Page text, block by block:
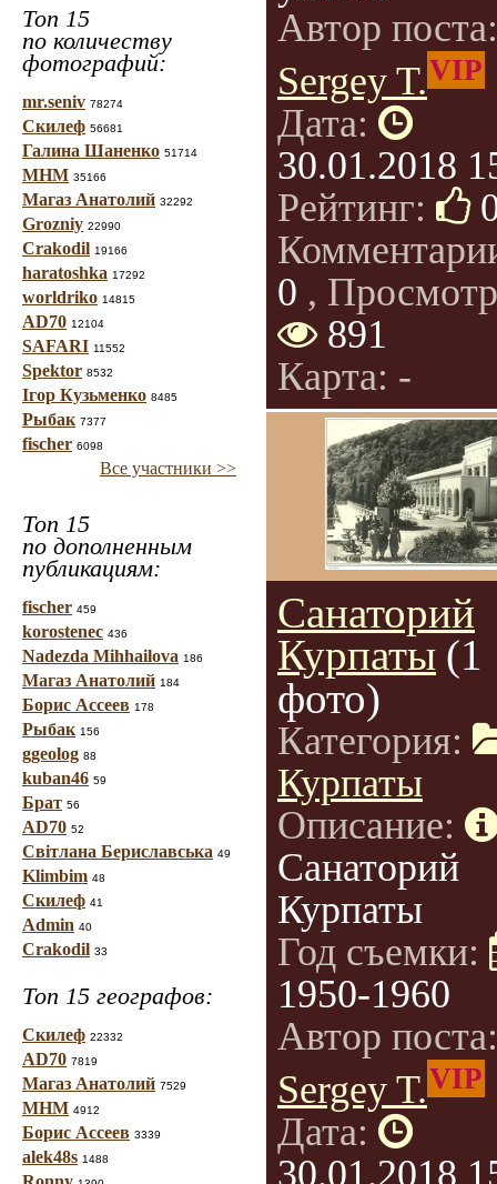
Топ 15
по количеству
фотографий:
mr.seniv 78274
Скилеф 56681
Галина Шаненко 51714
МНМ 35166
Магаз Анатолий 32292
Grozniy 22990
Crakodil 19166
haratoshka 17292
worldriko 14815
AD70 12104
SAFARI 11552
Spektor 8532
Ігор Кузьменко 8485
Рыбак 7377
fischer 6098
Все участники >>
Топ 15
по дополненным
публикациям:
fischer 459
korostenec 436
Nadezda Mihhailova 186
Магаз Анатолий 184
Борис Ассеев 178
Рыбак 156
ggeolog 88
kuban46 59
Брат 56
AD70 52
Світлана Бериславська 49
Klimbim 48
Скилеф 41
Admin 40
Crakodil 33
Топ 15 географов:
Скилеф 22332
AD70 7819
Магаз Анатолий 7529
МНМ 4912
Борис Ассеев 3339
alek48s 1488
Автор
Sergey T.VIP
Дата:
30.01.2018
Рейтинг:
0 ,
891
Карта: -
Санаторий
Курпаты (1
фото)
Категория:
Курпаты
Описание:
Санаторий
Курпаты
Год съемки:
1950-1960
Автор
Sergey T.VIP
Дата:
30.01.2018